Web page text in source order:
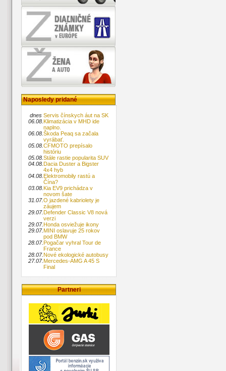
Naposledy pridané
dnes Servis čínskych áut na SK
06.08.Klimatizácia v MHD ide
naplno.
06.08.Škoda Peaq sa začala
vyrábať.
05.08.CFMOTO prepísalo
históriu
05.08.Stále rastie popularita SUV
04.08.Dacia Duster a Bigster
4x4 hyb
04.08.Elektromobily rastú a
Čína?
03.08.Kia EV9 prichádza v
novom šate
31.07.O jazdené kabriolety je
záujem
29.07.Defender Classic V8 nová
verzi
29.07.Honda osviežuje ikony
29.07.MINI oslavuje 25 rokov
pod BMW
28.07.Pogačar vyhral Tour de
France
28.07.Nové ekologické autobusy
27.07.Mercedes-AMG A 45 S
Final
Partneri